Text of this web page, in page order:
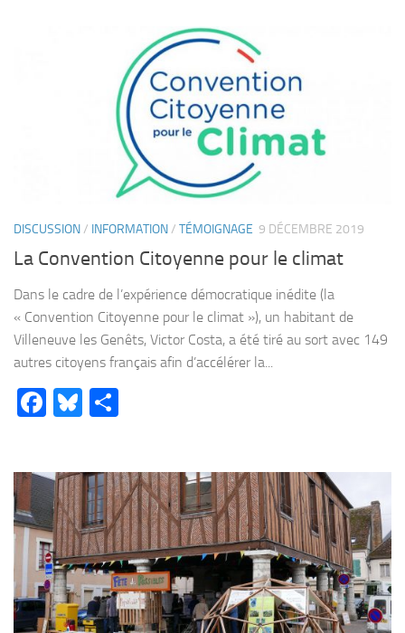
DISCUSSION/ INFORMATION/ TÉMOIGNAGE 9 DÉCEMBRE 2019
La Convention Citoyenne pour le climat
Dans le cadre de l’expérience démocratique inédite (la
« Convention Citoyenne pour le climat »), un habitant de
Villeneuve les Genêts, Victor Costa, a été tiré au sort avec 149
autres citoyens français afin d’accélérer la...
Facebook
Bluesky